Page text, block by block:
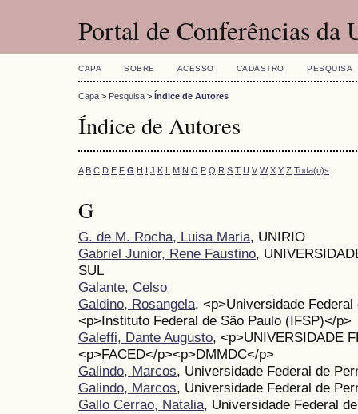
Portal de Conferências da
CAPA SOBRE ACESSO CADASTRO PESQUISA
Capa > Pesquisa > Índice de Autores
Índice de Autores
A B C D E F G H I J K L M N O P Q R S T U V W X Y Z Toda(o)s
G
G. de M. Rocha, Luisa Maria, UNIRIO
Gabriel Junior, Rene Faustino,
SUL
Galante, Celso
Galdino, Rosangela, <p>Universidade
<p>Instituto Federal de São Paulo (IFSP)</p>
Galeffi, Dante Augusto, <p>UNIVERSIDADE
<p>FACED</p><p>DMMDC</p>
Galindo, Marcos, Universidade Federal de
Galindo, Marcos, Universidade Federal de
Gallo Cerrao, Natalia, Universidade Federal